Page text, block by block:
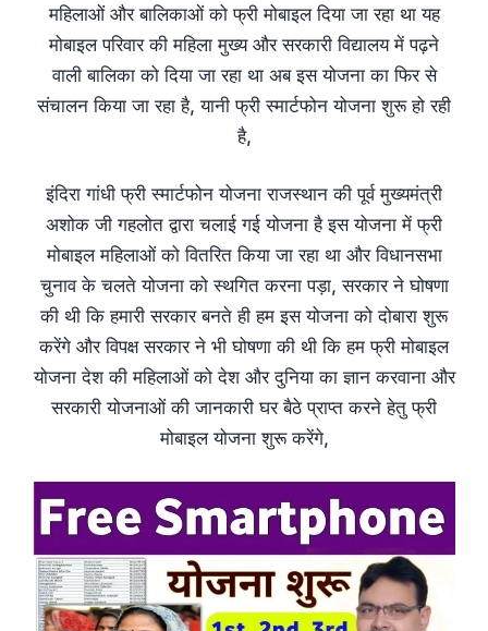
महिलाओं और बालिकाओं को फ्री मोबाइल दिया जा रहा था यह
मोबाइल परिवार की महिला मुख्य और सरकारी विद्यालय में पढ़ने
वाली बालिका को दिया जा रहा था अब इस योजना का फिर से
संचालन किया जा रहा है, यानी फ्री स्मार्टफोन योजना शुरू हो रही
है,
इंदिरा गांधी फ्री स्मार्टफोन योजना राजस्थान की पूर्व मुख्यमंत्री
अशोक जी गहलोत द्वारा चलाई गई योजना है इस योजना में फ्री
मोबाइल महिलाओं को वितरित किया जा रहा था और विधानसभा
चुनाव के चलते योजना को स्थगित करना पड़ा, सरकार ने घोषणा
की थी कि हमारी सरकार बनते ही हम इस योजना को दोबारा शुरू
करेंगे और विपक्ष सरकार ने भी घोषणा की थी कि हम फ्री मोबाइल
योजना देश की महिलाओं को देश और दुनिया का ज्ञान करवाना और
सरकारी योजनाओं की जानकारी घर बैठे प्राप्त करने हेतु फ्री
मोबाइल योजना शुरू करेंगे,